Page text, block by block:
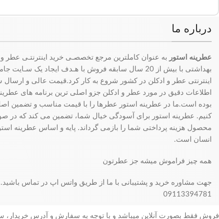
درباره ما
عطرینه استور به عنوان کاملترین مرجع تخصصـی خرید اینترنتـی عطر
بهداشتی با بیش از 20 سال سابقه فروش با هـدف ایجاد یک
اینترنتی عطر و ادکلن در کشور شروع به کار کرد.قیمت عالی و ارسال
اطلاعات دقیق در مورد عطر و ادکلن جزو اصلی ترین برنامه های عطرینه
بوده است.ما در عطرینه استور عطرها را با قیمت مناسب و تضمین
کنیم. عطرینه استور برای آسودگی خیال شما، تضمین می کند که
محصول هزینه پرداختی شما را بازمی گرداند. پایه و اساس عطرینه
انسان است.
همه چیز فراموش میشه جز عطرتون
جهت مشاوره خرید و پشتیبانی با ما از طریق واتس اپ در تماس باشید.
09113394781
فروش فقط بصورت آنلاین میباشد و با توجه به سفارش و آدرس